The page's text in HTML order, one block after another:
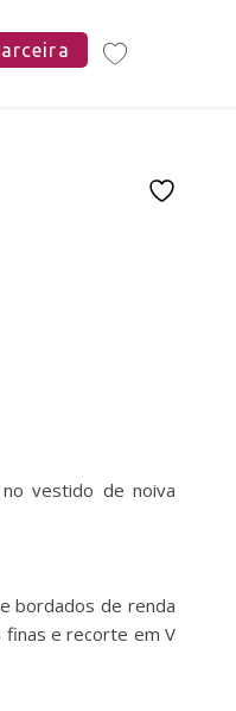
vestido de noiva
bordados de renda
finas e recorte em V